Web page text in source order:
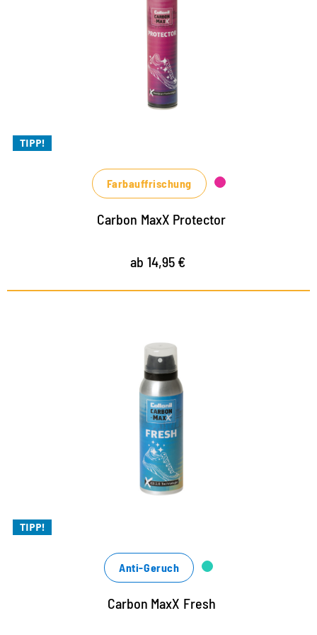
TIPP!
für den Xtra Schutz
Xtra Schutz bei Nässe
Xtra Schutz bei Schmutz
Xtra ergiebig, muss weniger oft angewendet werden
Farbauffrischung
Carbon MaxX Protector
ab 14,95 €
TIPP!
CB 2.0 Technologie für maximale
Frische
Absorbiert effizient Geruchsmoleküle durch
Xtra Frischekick mit coolem Duft
Anti-Geruch
Carbon MaxX Fresh